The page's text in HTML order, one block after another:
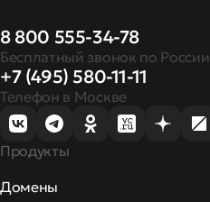
8 800 555-34-78
Бесплатный звонок по России
+7 (495) 580-11-11
Телефон в Москве
Продукты
Домены